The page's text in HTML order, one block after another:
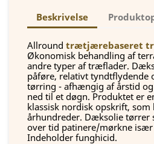
Beskrivelse
Allround trætjærebaseret
Økonomisk behandling af
andre typer af træflader.
påføre, relativt tyndtflydende
tørring - afhængig af årstid
ned til et døgn. Produktet er
klassisk nordisk opskrift,
århundreder. Dæksolie tørrer
over tid patinere/mørkne især
Indeholder funghicid.